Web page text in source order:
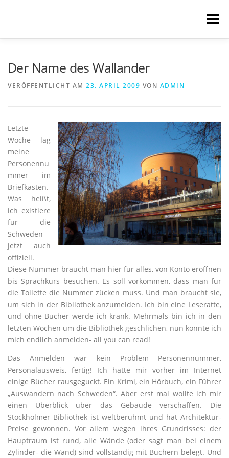
Menü
ÜBER MICH IMPRESSUM & DATENSCHUTZ
Der Name des Wallander
VERÖFFENTLICHT AM 23. APRIL 2009 VON ADMIN
Letzte
Woche lag
meine
Personennu
mmer im
Briefkasten.
Was heißt,
ich existiere
für die
Schweden
jetzt auch
offiziell.
Diese Nummer braucht man hier für alles, von Konto eröffnen
bis Sprachkurs besuchen. Es soll vorkommen, dass man für
die Toilette die Nummer zücken muss. Und man braucht sie,
um sich in der Bibliothek anzumelden. Ich bin eine Leseratte,
und ohne Bücher werde ich krank. Mehrmals bin ich in den
letzten Wochen um die Bibliothek geschlichen, nun konnte ich
mich endlich anmelden- all you can read!
Das Anmelden war kein Problem Personennummer,
Personalausweis, fertig! Ich hatte mir vorher im Internet
einige Bücher rausgeguckt. Ein Krimi, ein Hörbuch, ein Führer
„Auswandern nach Schweden“. Aber erst mal wollte ich mir
einen Überblick über das Gebäude verschaffen. Die
Stockholmer Bibliothek ist weltberühmt und hat Architektur-
Preise gewonnen. Vor allem wegen ihres Grundrisses: der
Hauptraum ist rund, alle Wände (oder sagt man bei einem
Zylinder- die Wand) sind vollständig mit Büchern belegt. Und